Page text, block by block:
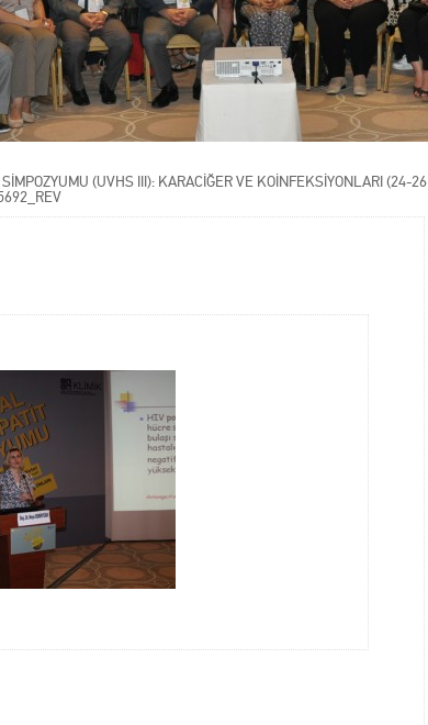
(UVHS III): KARACİĞER VE KOİNFEKSİYONLARI (24-26